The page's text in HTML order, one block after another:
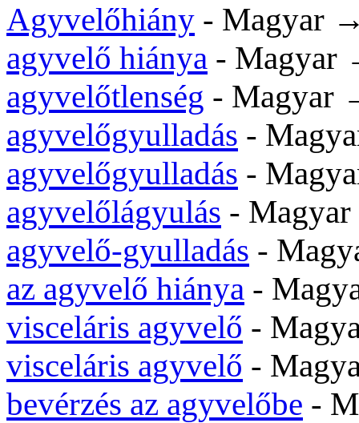
Agyvelőhiány - Magyar
agyvelő hiánya -
agyvelőtlenség -
agyvelőgyulladás -
agyvelőgyulladás -
agyvelőlágyulás -
agyvelő-gyulladás -
az agyvelő hiánya -
visceláris agyvelő -
visceláris agyvelő -
bevérzés az agyvelőbe -